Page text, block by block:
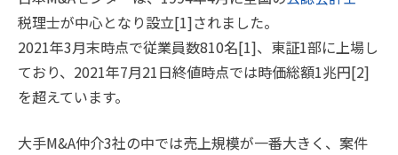
税理士が中心となり設立[1]されました。
2021年3月末時点で従業員数810名[1]、東証1部に上場し
ており、2021年7月21日終値時点では時価総額1兆円[2]
を超えています。
大手M&A仲介3社の中では売上規模が一番大きく、案件